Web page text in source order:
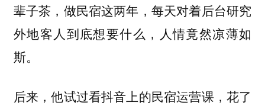
辈子茶，做民宿这两年，每天对着后台研究
外地客人到底想要什么，人情竟然凉薄如
斯。
后来，他试过看抖音上的民宿运营课，花了